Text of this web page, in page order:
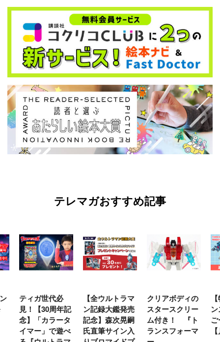
テレマガおすすめ記事
ティガ世代必
見！【30周年記
念】「カラータ
イマー」で遊べ
【全ウルトラマ
ン記録大鑑発売
記念】森次晃嗣
氏直筆サイン入
クリアボディの
スタースクリー
ム付き！ 『ト
ランスフォーマ